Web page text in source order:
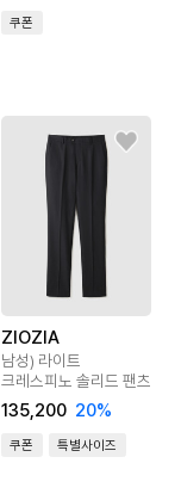
쿠폰
ZIOZIA
남성) 라이트
크레스피노 솔리드 팬츠
135,200 20%
쿠폰 특별사이즈